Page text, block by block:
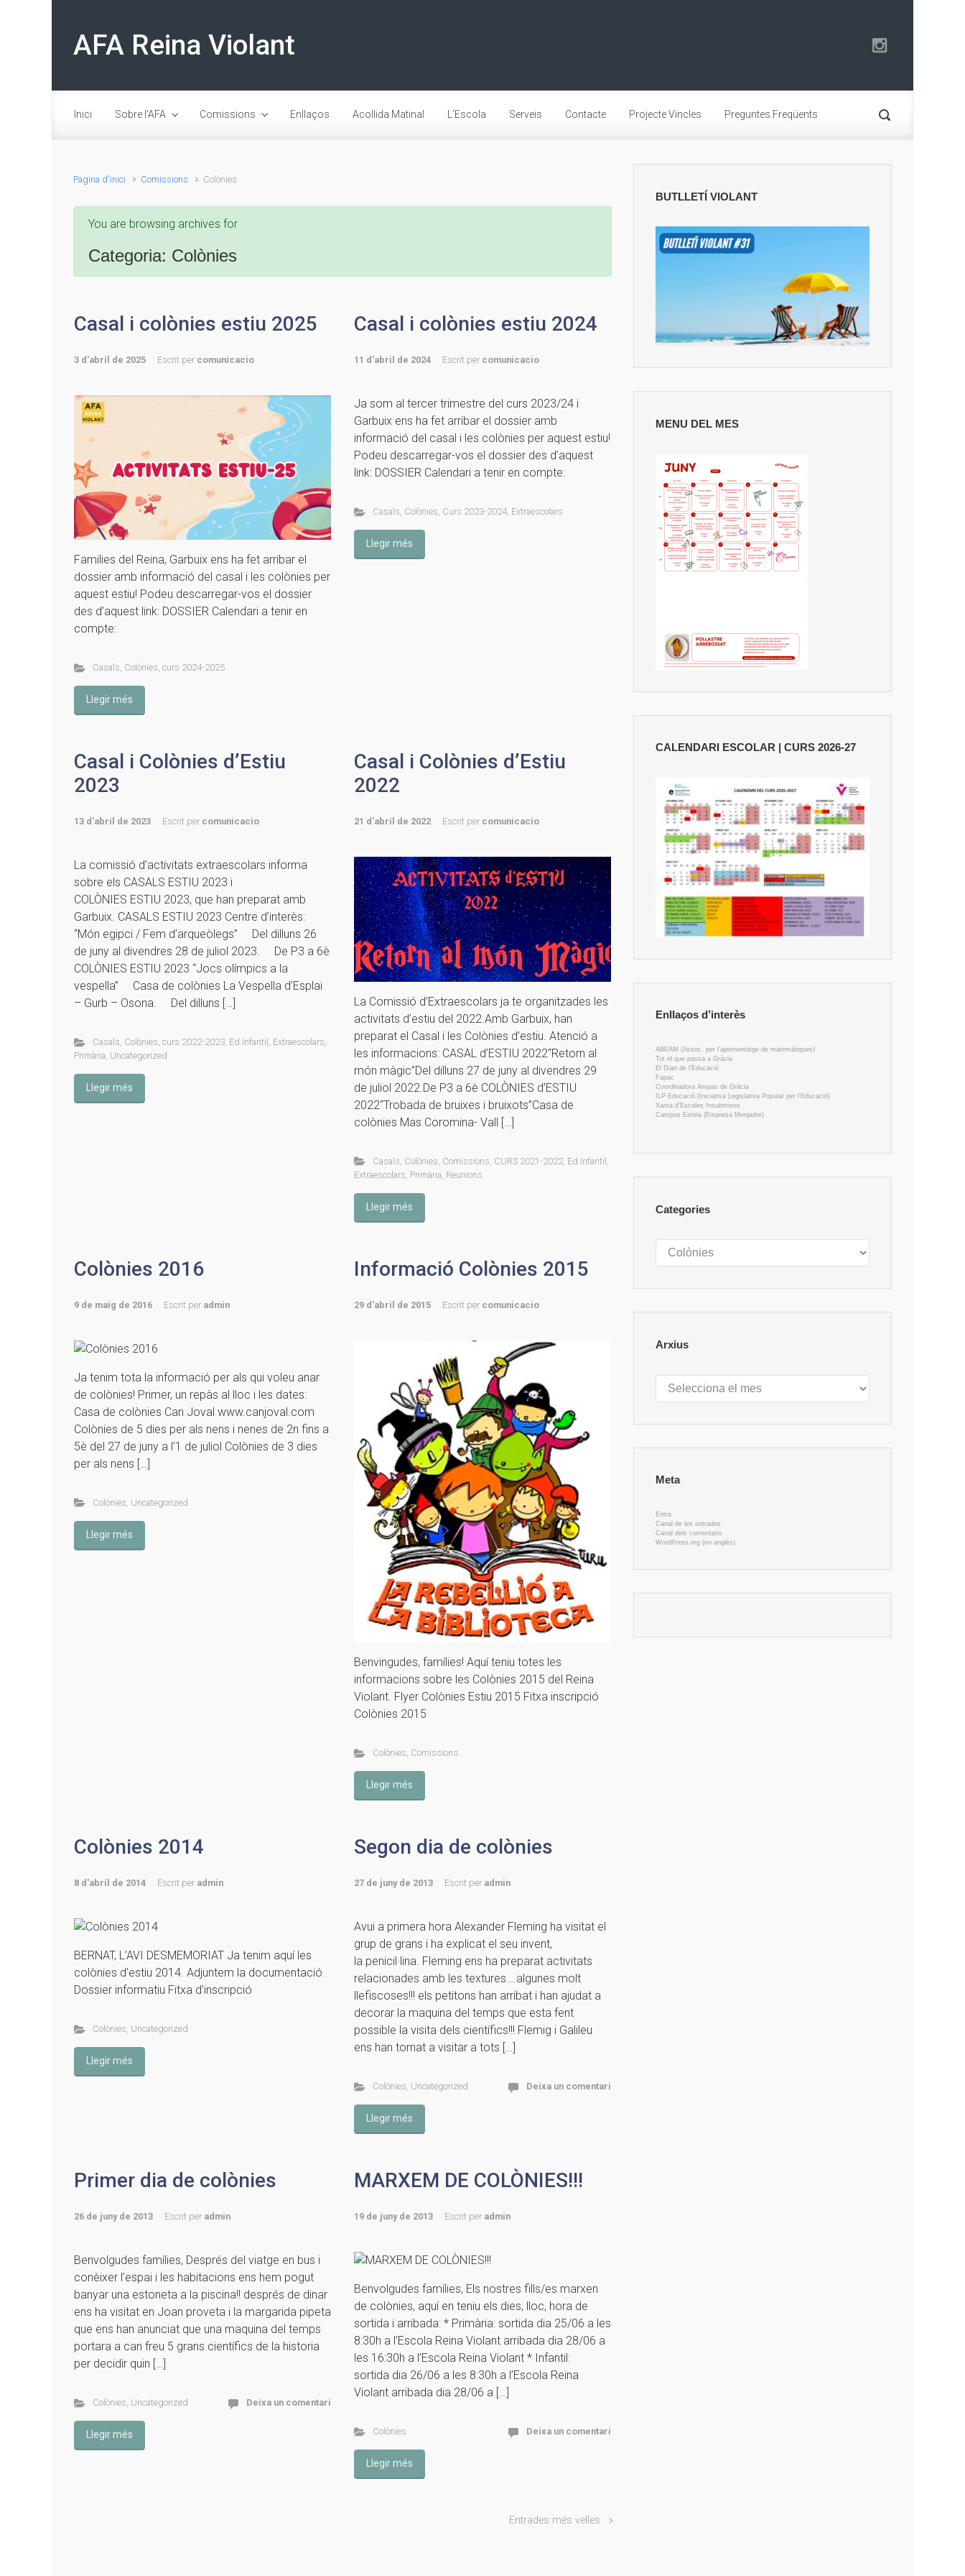
AFA Reina Violant
Inici Sobre l’AFA Comissions Enllaços Acollida Matinal L’Escola Serveis Contacte Projecte Vincles Preguntes Freqüents
Pàgina d'inici Comissions Colònies
You are browsing archives for
Categoria: Colònies
Casal i colònies estiu 2025
3 d'abril de 2025 Escrit per comunicacio
Families del Reina, Garbuix ens ha fet arribar el
dossier amb informació del casal i les colònies per
aquest estiu! Podeu descarregar-vos el dossier
des d’aquest link: DOSSIER Calendari a tenir en
compte:
Casals Colònies curs 2024-2025
Llegir més
Casal i colònies estiu 2024
11 d'abril de 2024 Escrit per comunicacio
Ja som al tercer trimestre del curs 2023/24 i
Garbuix ens ha fet arribar el dossier amb
informació del casal i les colònies per aquest estiu!
Podeu descarregar-vos el dossier des d’aquest
link: DOSSIER Calendari a tenir en compte:
Casals, Colònies, Curs 2023-2024, Extraescolars
Llegir més
Casal i Colònies d’Estiu
2023
13 d'abril de 2023 Escrit per comunicacio
La comissió d’activitats extraescolars informa
sobre els CASALS ESTIU 2023 i
COLÒNIES ESTIU 2023, que han preparat amb
Garbuix. CASALS ESTIU 2023 Centre d’interès:
“Món egipci / Fem d’arqueòlegs” Del dilluns 26
de juny al divendres 28 de juliol 2023. De P3 a 6è
COLÒNIES ESTIU 2023 “Jocs olímpics a la
vespella” Casa de colònies La Vespella d’Esplai
– Gurb – Osona. Del dilluns […]
Casals Colònies curs 2022-2023, Ed.Infantil Extraescolars
Primària Uncategorized
Llegir més
Casal i Colònies d’Estiu
2022
21 d'abril de 2022 Escrit per comunicacio
La Comissió d’Extraescolars ja te organitzades les
activitats d’estiu del 2022.Amb Garbuix, han
preparat el Casal i les Colònies d’estiu. Atenció a
les informacions: CASAL d’ESTIU 2022“Retorn al
món màgic”Del dilluns 27 de juny al divendres 29
de juliol 2022.De P3 a 6è COLÒNIES d’ESTIU
2022“Trobada de bruixes i bruixots”Casa de
colònies Mas Coromina- Vall […]
Casals Colònies Comissions CURS 2021-2022, Ed.Infantil
Extraescolars Primària Reunions
Llegir més
Colònies 2016
9 de maig de 2016 Escrit per admin
Ja tenim tota la informació per als qui voleu anar
de colònies! Primer, un repàs al lloc i les dates:
Casa de colònies Can Joval www.canjoval.com
Colònies de 5 dies per als nens i nenes de 2n fins a
5è del 27 de juny a l’1 de juliol Colònies de 3 dies
per als nens […]
Colònies Uncategorized
Llegir més
Informació Colònies 2015
29 d'abril de 2015 Escrit per comunicacio
Benvingudes, famílies! Aquí teniu totes les
informacions sobre les Colònies 2015 del Reina
Violant. Flyer Colònies Estiu 2015 Fitxa inscripció
Colònies 2015
Colònies, Comissions
Llegir més
Colònies 2014
8 d'abril de 2014 Escrit per admin
BERNAT, L’AVI DESMEMORIAT Ja tenim aquí les
colònies d’estiu 2014. Adjuntem la documentació.
Dossier informatiu Fitxa d’inscripció
Colònies, Uncategorized
Llegir més
Segon dia de colònies
27 de juny de 2013 Escrit per admin
Avui a primera hora Alexander Fleming ha visitat el
grup de grans i ha explicat el seu invent,
la.penicil·lina. Fleming ens ha preparat activitats
relacionades amb les textures….algunes molt
llefiscoses!!! els petitons han arribat i han ajudat a
decorar la maquina del temps que esta fent
possible la visita dels científics!!! Flemig i Galileu
ens han tornat a visitar a tots […]
Colònies, Uncategorized Deixa un comentari
Llegir més
Primer dia de colònies
26 de juny de 2013 Escrit per admin
Benvolgudes famílies, Després del viatge en bus i
conèixer l’espai i les habitacions ens hem pogut
banyar una estoneta a la piscina!! després de dinar
ens ha visitat en Joan proveta i la margarida pipeta
que ens han anunciat que una maquina del temps
portara a can freu 5 grans científics de la historia
per decidir quin […]
Colònies, Uncategorized Deixa un comentari
Llegir més
MARXEM DE COLÒNIES!!!
19 de juny de 2013 Escrit per admin
Benvolgudes famílies, Els nostres fills/es marxen
de colònies, aquí en teniu els dies, lloc, hora de
sortida i arribada: * Primària: sortida dia 25/06 a les
8:30h a l’Escola Reina Violant arribada dia 28/06 a
les 16:30h a l’Escola Reina Violant * Infantil:
sortida dia 26/06 a les 8:30h a l’Escola Reina
Violant arribada dia 28/06 a […]
Colònies Deixa un comentari
Llegir més
Entrades més velles
BUTLLETÍ VIOLANT
MENU DEL MES
CALENDARI ESCOLAR | CURS 2026-27
Enllaços d’interès
ABEAM (Assoc. per l'aprenentatge de matemàtiques)
Tot el que passa a Gràcia
El Diari de l'Educació
Fapac
Coordinadora Ampas de Gràcia
ILP Educació (Iniciativa Legislativa Popular per l'Educació)
Xarxa d'Escoles Insubmises
Campos Estela (Empresa Menjador)
Categories
Categories
Arxius
Arxius
Meta
Entra
Canal de les entrades
Canal dels comentaris
WordPress.org (en anglès)